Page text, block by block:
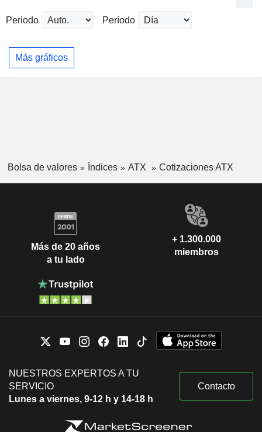
Periodo Período
Más gráficos
Bolsa de valores Índices ATX Cotizaciones ATX
Más de 20 años
a tu lado
+ 1.300.000
miembros
NUESTROS EXPERTOS A TU
SERVICIO
Lunes a viernes, 9-12 h y 14-18 h
Contacto